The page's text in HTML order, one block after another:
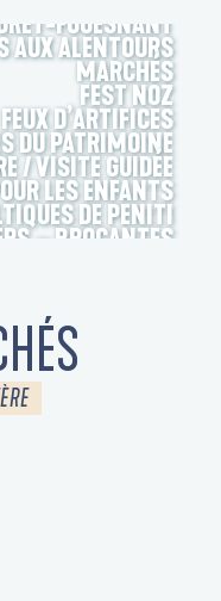
FOUESNANT
ALENTOURS
MARCHÉS
FEST NOZ
FEUX D’ARTIFICES
DU PATRIMOINE
/ VISITE GUIDÉE
LES ENFANTS
DE PENITI
– BROCANTES